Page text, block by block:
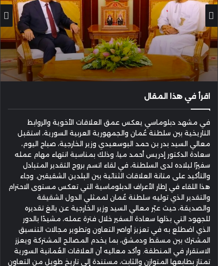
اقرأ في هذا المقال
في مشهد دبلوماسي يعكس عمق العلاقات الأخوية والروابط
التاريخية بين سلطنة عُمان والجمهورية العربية السورية، استقبل
معالي السيد بدر بن حمد البوسعيدي وزير الخارجية، صباح اليوم،
سعادة الدكتور إدريس أحمد ميا، وذلك بمناسبة انتهاء مهام عمله
سفيرًا لبلاده لدى السلطنة، في لقاء اتسم بروح التقدير المتبادل
والتأكيد على متانة العلاقات الثنائية بين البلدين الشقيقين. وجاء
هذا اللقاء في إطار الأعراف الدبلوماسية التي تعكس مستوى الاحترام
والتقدير الذي توليه سلطنة عُمان لممثلي الدول الشقيقة
والصديقة، حيث عبّر معالي السيد وزير الخارجية عن بالغ تقديره
للجهود التي بذلها سعادة السفير خلال فترة عمله، مشيدًا بالدور
الذي اضطلع به في تعزيز أواصر التعاون وتطوير مجالات التنسيق
المشترك بين مسقط ودمشق، بما يخدم المصالح المشتركة ويعزز
الاستقرار في المنطقة. وأكد معاليه أن العلاقات العُمانية السورية
تمتاز بطابعها المتوازن والثابت، مستندة إلى تاريخ طويل من التعاون